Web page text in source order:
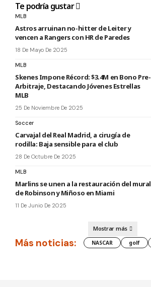
Te podría gustar
MLB
Astros arruinan no-hitter de Leiter y
vencen a Rangers con HR de Paredes
18 De Mayo De 2025
MLB
Skenes Impone Récord: $3.4M en Bono Pre-
Arbitraje, Destacando Jóvenes Estrellas
MLB
25 De Noviembre De 2025
Soccer
Carvajal del Real Madrid, a cirugía de
rodilla: Baja sensible para el club
28 De Octubre De 2025
MLB
Marlins se unen a la restauración del mural
de Robinson y Miñoso en Miami
11 De Junio De 2025
Mostrar más
Más noticias: NASCAR golf